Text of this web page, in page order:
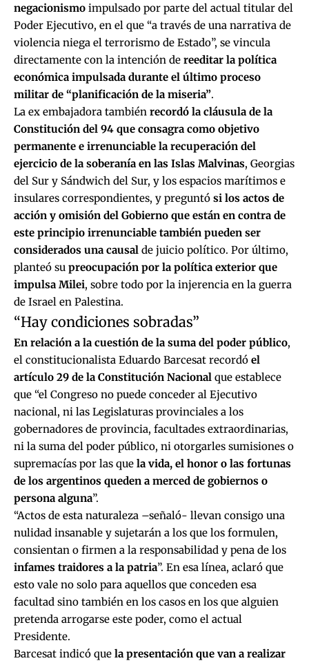
negacionismo impulsado por parte del actual titular del
Poder Ejecutivo, en el que “a través de una narrativa de
violencia niega el terrorismo de Estado”, se vincula
directamente con la intención de reeditar la política
económica impulsada durante el último proceso
militar de “planificación de la miseria”.
La ex embajadora también recordó la cláusula de la
Constitución del 94 que consagra como objetivo
permanente e irrenunciable la recuperación del
ejercicio de la soberanía en las Islas Malvinas, Georgias
del Sur y Sándwich del Sur, y los espacios marítimos e
insulares correspondientes, y preguntó si los actos de
acción y omisión del Gobierno que están en contra de
este principio irrenunciable también pueden ser
considerados una causal de juicio político. Por último,
planteó su preocupación por la política exterior que
impulsa Milei, sobre todo por la injerencia en la guerra
de Israel en Palestina.
“Hay condiciones sobradas”
En relación a la cuestión de la suma del poder público,
el constitucionalista Eduardo Barcesat recordó el
artículo 29 de la Constitución Nacional que establece
que “el Congreso no puede conceder al Ejecutivo
nacional, ni las Legislaturas provinciales a los
gobernadores de provincia, facultades extraordinarias,
ni la suma del poder público, ni otorgarles sumisiones o
supremacías por las que la vida, el honor o las fortunas
de los argentinos queden a merced de gobiernos o
persona alguna”.
“Actos de esta naturaleza –señaló- llevan consigo una
nulidad insanable y sujetarán a los que los formulen,
consientan o firmen a la responsabilidad y pena de los
infames traidores a la patria”. En esa línea, aclaró que
esto vale no solo para aquellos que conceden esa
facultad sino también en los casos en los que alguien
pretenda arrogarse este poder, como el actual
Presidente.
Barcesat indicó que la presentación que van a realizar